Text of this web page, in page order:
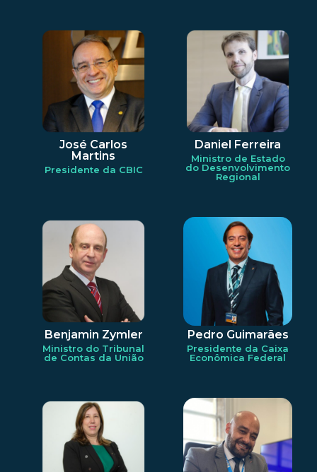
José Carlos
Martins
Presidente da CBIC
Daniel Ferreira
Ministro de Estado
do Desenvolvimento
Regional
Benjamin Zymler
Ministro do Tribunal
de Contas da União
Pedro Guimarães
Presidente da Caixa
Econômica Federal